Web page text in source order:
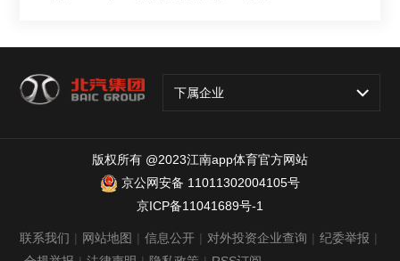
下属企业
版权所有 @2023江南app体育官方网站
京公网安备 11011302004105号
京ICP备11041689号-1
联系我们 | 网站地图 | 信息公开 | 对外投资企业查询 | 纪委举报 |